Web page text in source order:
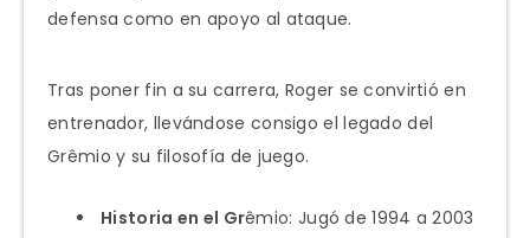
defensa como en apoyo al ataque.
Tras poner fin a su carrera, Roger se convirtió en
entrenador, llevándose consigo el legado del
Grêmio y su filosofía de juego.
Historia en el Grêmio: Jugó de 1994 a 2003